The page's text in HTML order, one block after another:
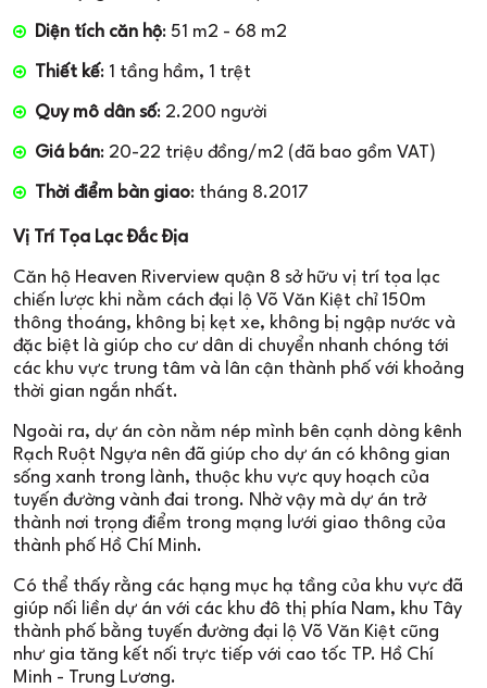
Diện tích căn hộ: 51 m2 - 68 m2
Thiết kế: 1 tầng hầm, 1 trệt
Quy mô dân số: 2.200 người
Giá bán: 20-22 triệu đồng/m2 (đã bao gồm VAT)
Thời điểm bàn giao: tháng 8.2017
Vị Trí Tọa Lạc Đắc Địa
Căn hộ Heaven Riverview quận 8 sở hữu vị trí tọa lạc
chiến lược khi nằm cách đại lộ Võ Văn Kiệt chỉ 150m
thông thoáng, không bị kẹt xe, không bị ngập nước và
đặc biệt là giúp cho cư dân di chuyển nhanh chóng tới
các khu vực trung tâm và lân cận thành phố với khoảng
thời gian ngắn nhất.
Ngoài ra, dự án còn nằm nép mình bên cạnh dòng kênh
Rạch Ruột Ngựa nên đã giúp cho dự án có không gian
sống xanh trong lành, thuộc khu vực quy hoạch của
tuyến đường vành đai trong. Nhờ vậy mà dự án trở
thành nơi trọng điểm trong mạng lưới giao thông của
thành phố Hồ Chí Minh.
Có thể thấy rằng các hạng mục hạ tầng của khu vực đã
giúp nối liền dự án với các khu đô thị phía Nam, khu Tây
thành phố bằng tuyến đường đại lộ Võ Văn Kiệt cũng
như gia tăng kết nối trực tiếp với cao tốc TP. Hồ Chí
Minh - Trung Lương.